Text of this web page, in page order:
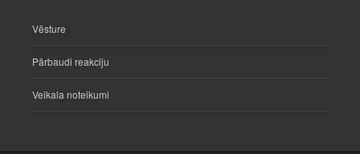
Vēsture
Pārbaudi reakciju
Veikala noteikumi